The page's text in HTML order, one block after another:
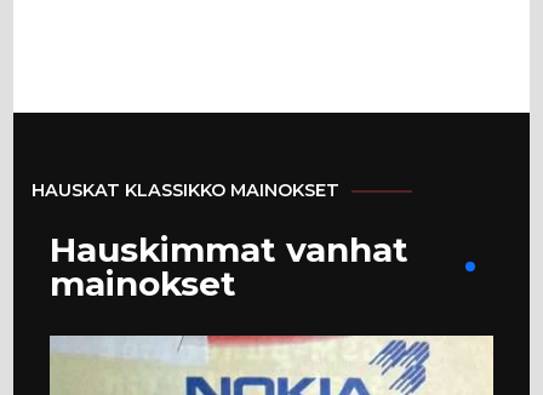
HAUSKAT KLASSIKKO MAINOKSET
Hauskimmat vanhat
mainokset